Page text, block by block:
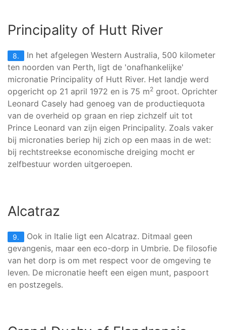
Principality of Hutt River
8.
In het afgelegen Western Australia, 500 kilometer
ten noorden van Perth, ligt de 'onafhankelijke'
micronatie Principality of Hutt River. Het landje werd
opgericht op 21 april 1972 en is 75 m2 groot. Oprichter
Leonard Casely had genoeg van de productiequota
van de overheid op graan en riep zichzelf uit tot
Prince Leonard van zijn eigen Principality. Zoals vaker
bij micronaties beriep hij zich op een maas in de wet:
bij rechtstreekse economische dreiging mocht er
zelfbestuur worden uitgeroepen.
Alcatraz
9.
Ook in Italie ligt een Alcatraz. Ditmaal geen
gevangenis, maar een eco-dorp in Umbrie. De filosofie
van het dorp is om met respect voor de omgeving te
leven. De micronatie heeft een eigen munt, paspoort
en postzegels.